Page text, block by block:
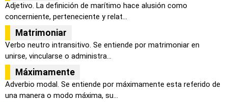
Adjetivo. La definición de marítimo hace alusión como
concerniente, perteneciente y relat...
Matrimoniar
Verbo neutro intransitivo. Se entiende por matrimoniar en
unirse, vincularse o administra...
Máximamente
Adverbio modal. Se entiende por máximamente esta referido de
una manera o modo máxima, su...